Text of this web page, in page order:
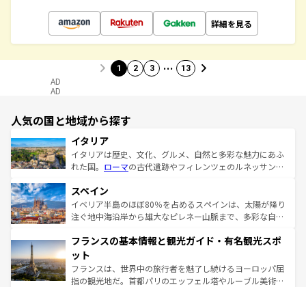
詳細を見る
1 2 3 … 13
AD
AD
人気の国と地域から探す
イタリア
イタリアは歴史、文化、グルメ、自然と多彩な魅力にあふ
れた国。 ローマの古代遺跡やフィレンツェのルネッサンス
ろん、トスカーナの美しい田園風景やアマルフィ海岸の絶
景など、自然景観も見逃せない。観光の合間には、本場の
ピザやパスタなど、絶品のイタリア料理を堪能することも
ませてくれるイタリアで、忘れられない旅をしてみよう！
なお、新着のイタリア情報は
しい。
スペイン
イベリア半島のほぼ80％を占めるスペインは、太陽が降り
注ぐ地中海沿岸から雄大なピレネー山脈まで、多彩な自然
文化が根付くこの国では、情熱的なフラメンコ、熱気あふ
れる闘牛、そして美味しいタパスが生活の一部となってい
る。首都マドリードの洗練された雰囲気や、バルセロナの
アートに溢れた街角から、地方では古代ローマ遺跡や中世
フランスの基本情報と観光ガイド・有名観光スポ
ット
フランスは、世界中の旅行者を魅了し続けるヨーロッパ屈
指の観光地だ。首都パリのエッフェル塔やルーブル美術館